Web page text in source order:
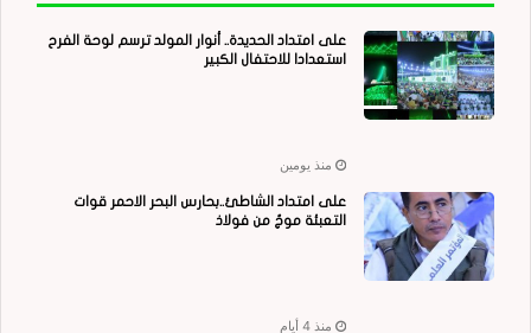
على امتداد الحديدة.. أنوار المولد ترسم لوحة الفرح
استعدادا للاحتفال الكبير
منذ يومين
على امتداد الشاطئ..بحارس البحر الاحمر قوات
التعبئة موجٌ من فولاذ
منذ 4 أيام